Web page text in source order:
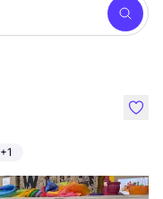
+1
like